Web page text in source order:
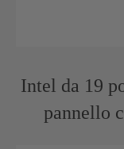
Intel da 19
pannello